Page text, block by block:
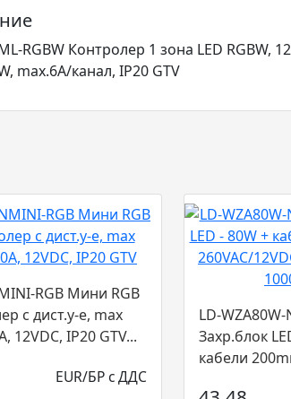
RGBW Контролер 1 зона LED RGBW,
max.6A/канал, IP20 GTV
RGB Мини RGB
с дист.у-е, max
12VDC, IP20 GTV...
EUR/БР с ДДС
LD-
Захр.блок
кабели